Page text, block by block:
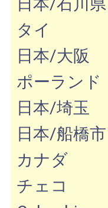
日本/石川県
タイ
日本/大阪
ポーランド
日本/埼玉
日本/船橋市
カナダ
チェコ